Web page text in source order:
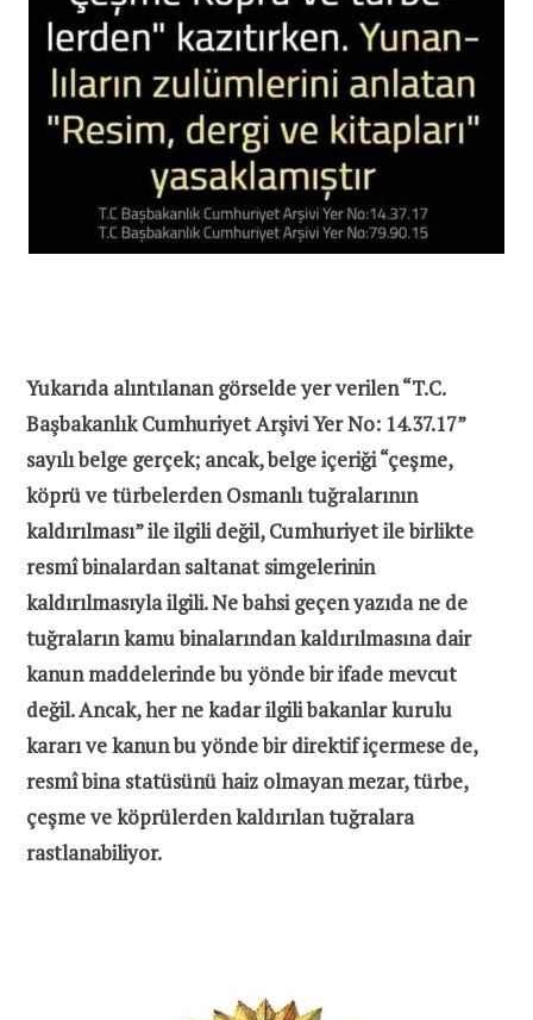
Yukarıda alıntılanan görselde yer verilen “T.C.
Başbakanlık Cumhuriyet Arşivi Yer No: 14.37.17”
sayılı belge gerçek; ancak, belge içeriği “çeşme,
köprü ve türbelerden Osmanlı tuğralarının
kaldırılması” ile ilgili değil, Cumhuriyet ile birlikte
resmî binalardan saltanat simgelerinin
kaldırılmasıyla ilgili. Ne bahsi geçen yazıda ne de
tuğraların kamu binalarından kaldırılmasına dair
kanun maddelerinde bu yönde bir ifade mevcut
değil. Ancak, her ne kadar ilgili bakanlar kurulu
kararı ve kanun bu yönde bir direktif içermese de,
resmî bina statüsünü haiz olmayan mezar, türbe,
çeşme ve köprülerden kaldırılan tuğralara
rastlanabiliyor.